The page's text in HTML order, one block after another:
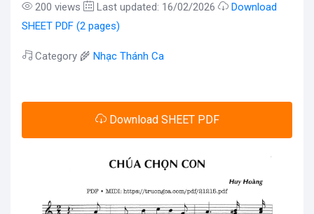
200 views Last updated: 16/02/2026
Download
SHEET PDF (2 pages)
Category 🌾 Nhạc Thánh Ca
Download SHEET PDF